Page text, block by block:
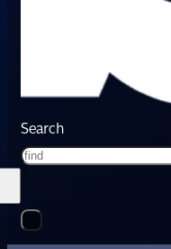
Search